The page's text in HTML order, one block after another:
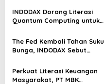
s
i
p
o
s
INDODAX Dorong Literasi
Quantum Computing untuk
Blockchain
The Fed Kembali Tahan Suku
Bunga, INDODAX Sebut
Sentimen Pasar
Perkuat Literasi Keuangan
Masyarakat, PT MBK